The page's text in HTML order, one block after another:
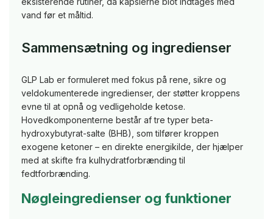
vand før et måltid.
Sammensætning og ingredienser
GLP Lab er formuleret med fokus på rene, sikre og
veldokumenterede ingredienser, der støtter kroppens
evne til at opnå og vedligeholde ketose.
Hovedkomponenterne består af tre typer beta-
hydroxybutyrat-salte (BHB), som tilfører kroppen
exogene ketoner – en direkte energikilde, der hjælper
med at skifte fra kulhydratforbrænding til
fedtforbrænding.
Nøgleingredienser og funktioner